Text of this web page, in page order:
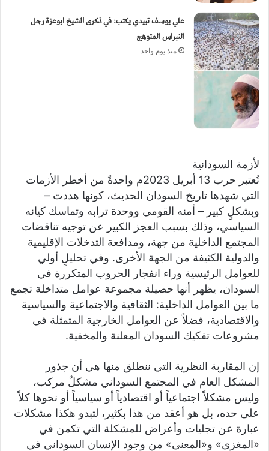
علي يوسف تبيدي يكتب: في ذكرى الشيخ ابوعزة رجل
النبراس المتوهج
منذ يوم واحد
لأزمة السودانية
تُعتبر حرب 13 أبريل 2023م واحدةً من أخطر الأزمات
التي شهدها تاريخ السودان الحديث، كونها هددت –
وبشكلٍ كبير – أمنه القومي ووحدة ترابه وتماسك كيانه
السياسي، وذلك بسبب العجز الكبير عن توجيه تناقضات
المجتمع الداخلية من جهة، ومدافعة التدخلات الإقليمية
والدولية الكثيفة من الجهة الأخرى. وفي تحليلٍ أولي
للعوامل الرئيسية وراء انفجار الحروب المتكررة في
السودان، يظهر أنها حصيلة مجموعة عوامل متداخلة تجمع
ما بين العوامل الداخلية: الثقافية والاجتماعية والسياسية
والاقتصادية، فضلاً عن العوامل الخارجية المتمثلة في
مشروعات تفكيك السودان المعلنة والمخفية.
إن المقاربة النظرية التي ننطلق منها هي أن جذور
المشكل العام في المجتمع السوداني مشكلٌ مركب،
وليس مشكلاً اجتماعياً أو اقتصادياً أو سياسياً أو نحوها كلاً
على حده، بل هو أعقد من هذا بكثير، لتبدو هكذا مشكلات
عبارة عن تجليات وأعراض للمشكلة التي تكمن في
«المغزى» و«المعنى» من وجود الإنسان السوداني في